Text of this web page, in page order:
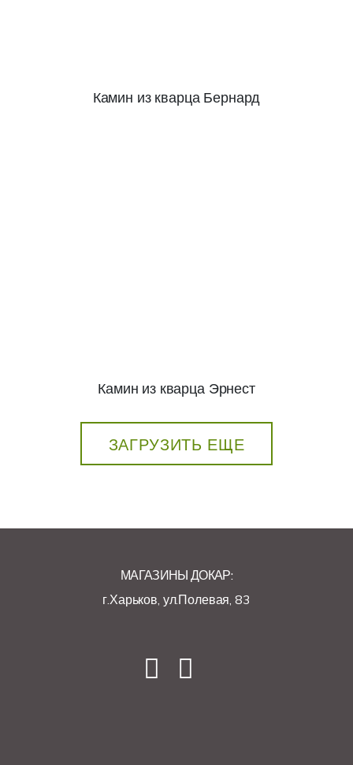
Камин из кварца Бернард
Камин из кварца Эрнест
ЗАГРУЗИТЬ ЕЩЕ
МАГАЗИНЫ ДОКАР:
г.Харьков, ул.Полевая, 83